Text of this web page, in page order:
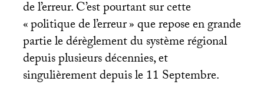
de l’erreur. C’est pourtant sur cette
«politique de l’erreur» que repose en grande
partie le dérèglement du système régional
depuis plusieurs décennies, et
singulièrement depuis le 11 Septembre.